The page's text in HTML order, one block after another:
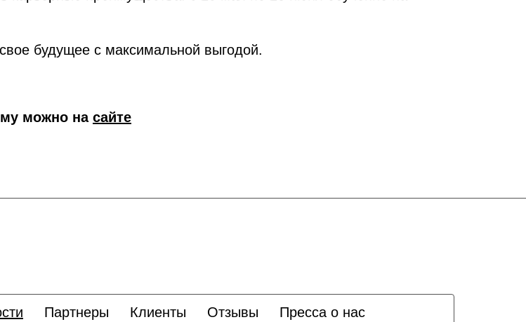
будущее с максимальной выгодой.
можно на сайте
Партнеры Клиенты Отзывы Пресса о нас